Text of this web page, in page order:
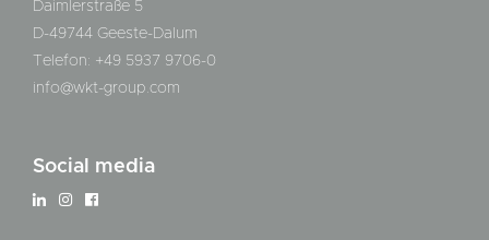
Daimlerstraße 5
D-49744 Geeste-Dalum
Telefon: +49 5937 9706-0
info@wkt-group.com
Social media